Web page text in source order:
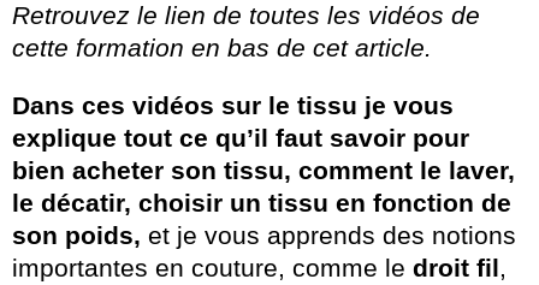
Retrouvez le lien de toutes les vidéos de
cette formation en bas de cet article.
Dans ces vidéos sur le tissu je vous
explique tout ce qu’il faut savoir pour
bien acheter son tissu, comment le laver,
le décatir, choisir un tissu en fonction de
son poids, et je vous apprends des notions
importantes en couture, comme le droit fil,